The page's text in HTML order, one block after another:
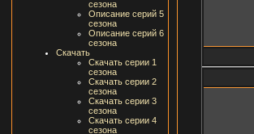
сезона
Описание серий 5
сезона
Описание серий 6
сезона
Скачать
Скачать серии 1
сезона
Скачать серии 2
сезона
Скачать серии 3
сезона
Скачать серии 4
сезона